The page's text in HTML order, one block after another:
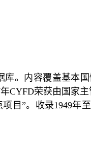
。内容覆盖基本
CYFD荣获由国家
目”。收录1949